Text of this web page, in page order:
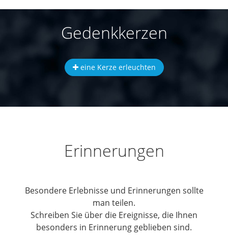
Gedenkkerzen
eine Kerze erleuchten
Erinnerungen
Besondere Erlebnisse und Erinnerungen sollte
man teilen.
Schreiben Sie über die Ereignisse, die Ihnen
besonders in Erinnerung geblieben sind.